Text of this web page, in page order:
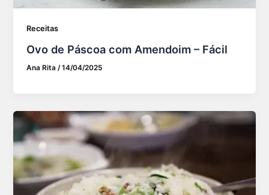
Receitas
Ovo de Páscoa com Amendoim – Fácil
Ana Rita/14/04/2025